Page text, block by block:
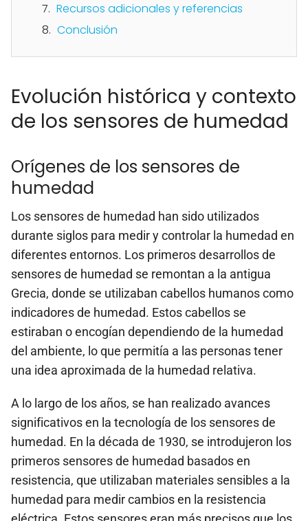
Recursos adicionales y referencias
Conclusión
Evolución histórica y contexto
de los sensores de humedad
Orígenes de los sensores de
humedad
Los sensores de humedad han sido utilizados
durante siglos para medir y controlar la humedad en
diferentes entornos. Los primeros desarrollos de
sensores de humedad se remontan a la antigua
Grecia, donde se utilizaban cabellos humanos como
indicadores de humedad. Estos cabellos se
estiraban o encogían dependiendo de la humedad
del ambiente, lo que permitía a las personas tener
una idea aproximada de la humedad relativa.
A lo largo de los años, se han realizado avances
significativos en la tecnología de los sensores de
humedad. En la década de 1930, se introdujeron los
primeros sensores de humedad basados en
resistencia, que utilizaban materiales sensibles a la
humedad para medir cambios en la resistencia